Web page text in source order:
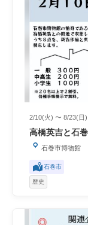
2/10(火) 〜 8/23(日)
高橋英吉と石
石巻市博物館
石巻市
歴史